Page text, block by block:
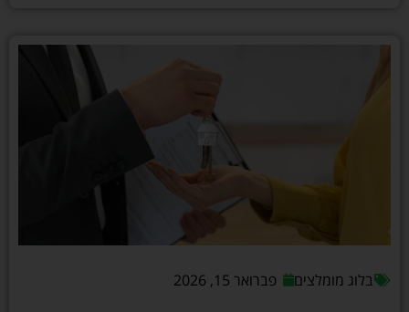
בלוג מומלצים פברואר 15, 2026